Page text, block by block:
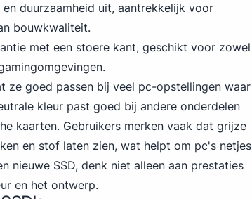
duurzaamheid uit, aantrekkelijk voor
bouwkwaliteit.
met een stoere kant, geschikt voor zowel
ze goed passen bij veel pc-opstellingen waar
kleur past goed bij andere onderdelen
kaarten. Gebruikers merken vaak dat grijze
en stof laten zien, wat helpt om pc's netjes
nieuwe SSD, denk niet alleen aan prestaties
en het ontwerp.